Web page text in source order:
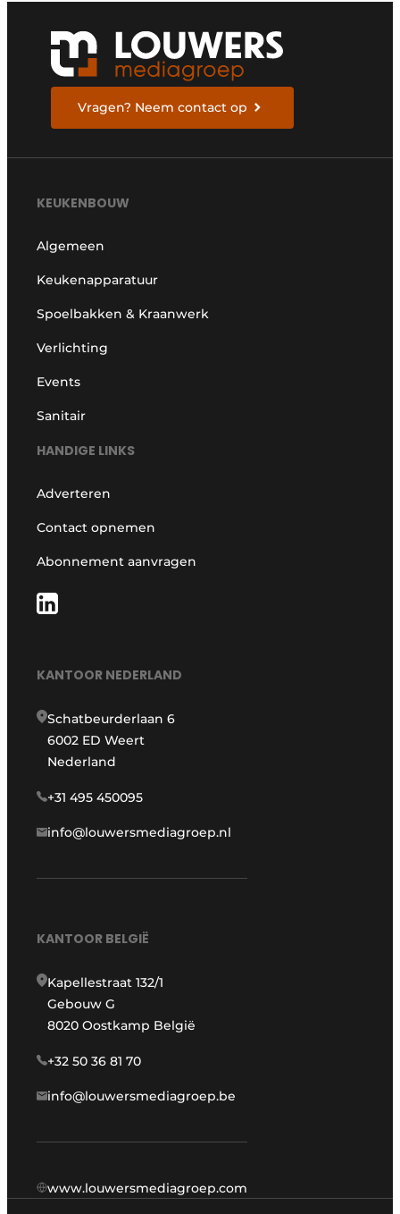
Vragen? Neem contact op
KEUKENBOUW
Algemeen
Keukenapparatuur
Spoelbakken & Kraanwerk
Verlichting
Events
Sanitair
HANDIGE LINKS
Adverteren
Contact opnemen
Abonnement aanvragen
KANTOOR NEDERLAND
Schatbeurderlaan 6
6002 ED Weert
Nederland
+31 495 450095
info@louwersmediagroep.nl
KANTOOR BELGIË
Kapellestraat 132/1
Gebouw G
8020 Oostkamp België
+32 50 36 81 70
info@louwersmediagroep.be
www.louwersmediagroep.com